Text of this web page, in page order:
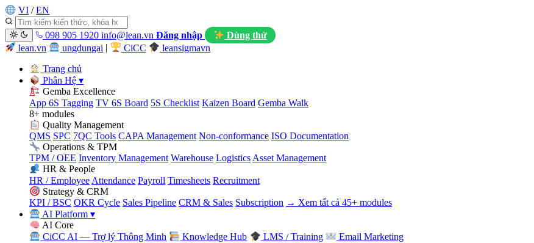
VI / EN
098 905 1920 info@lean.vn Đăng nhập
Dùng thử
lean.vn
ungdungai CiCC leansigmavn
Trang chủ
Phân Hệ▾
Gemba Excellence
App 6S Tagging TV 6S Board 5S Checklist Kaizen Board Gemba Walk
8+ modules
Quality Management
QMS SPC 7QC Tools CAPA Management Non-conformance ISO Documentation
Operations & TPM
TPM / OEE Inventory Management Warehouse LogisticsAsset Management
HR & People
HR / Employee Attendance Payroll Timesheets Recruitment
Strategy & CRM
KPI / BSC OKR Cycle Sales Pipeline CRM & Sales Subscription → Xem tất cả 45+ modules
AI Platform▾
AI Core
CiCC AI — Trợ lý Thông Minh
Knowledge Hub LMS / Training
Email Marketing